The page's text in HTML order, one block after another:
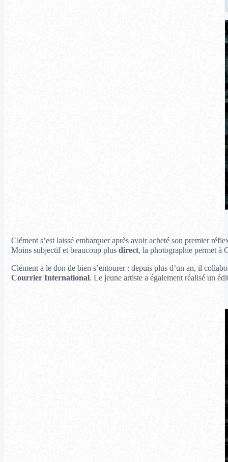
Clément s’est laissé embarquer après avoir acheté son premier
Moins subjectif et beaucoup plus direct, la photographie permet à
Clément a le don de bien s’entourer : depuis plus d’un an, il
Courrier International. Le jeune artiste a également réalisé un